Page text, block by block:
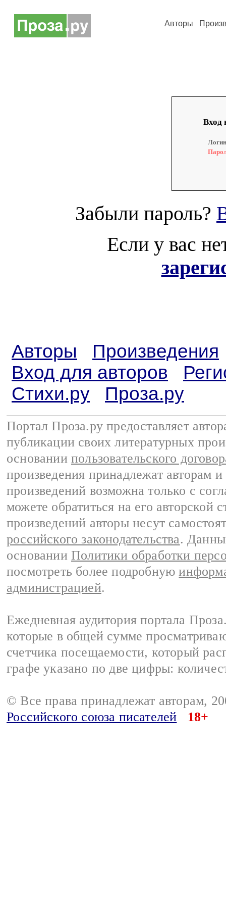
Авторы
Вход
Забыли пароль?
Если у вас
Авторы
Произведения
Вход для авторов
Стихи.ру
Проза.ру
Портал Проза.ру предоставляет
публикации своих литературных
основании пользовательского
произведения принадлежат авторам
произведений возможна только с
можете обратиться на его авторской
произведений авторы несут
российского законодательства.
основании Политики обработки
посмотреть более подробную
администрацией.
Ежедневная аудитория портала
которые в общей сумме
счетчика посещаемости, который
графе указано по две цифры:
© Все права принадлежат авторам,
Российского союза писателей
18+